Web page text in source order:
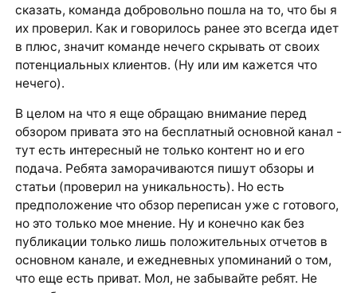
сказать, команда добровольно пошла на то, что бы я
их проверил. Как и говорилось ранее это всегда идет
в плюс, значит команде нечего скрывать от своих
потенциальных клиентов. (Ну или им кажется что
нечего).
В целом на что я еще обращаю внимание перед
обзором привата это на бесплатный основной канал -
тут есть интересный не только контент но и его
подача. Ребята заморачиваются пишут обзоры и
статьи (проверил на уникальность). Но есть
предположение что обзор переписан уже с готового,
но это только мое мнение. Ну и конечно как без
публикации только лишь положительных отчетов в
основном канале, и ежедневных упоминаний о том,
что еще есть приват. Мол, не забывайте ребят. Не